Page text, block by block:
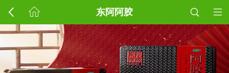
东阿阿胶